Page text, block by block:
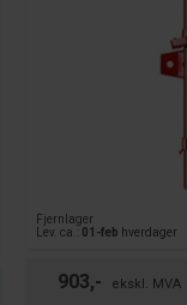
Fjernlager
Lev. ca.: 01-feb hverdager
903,-